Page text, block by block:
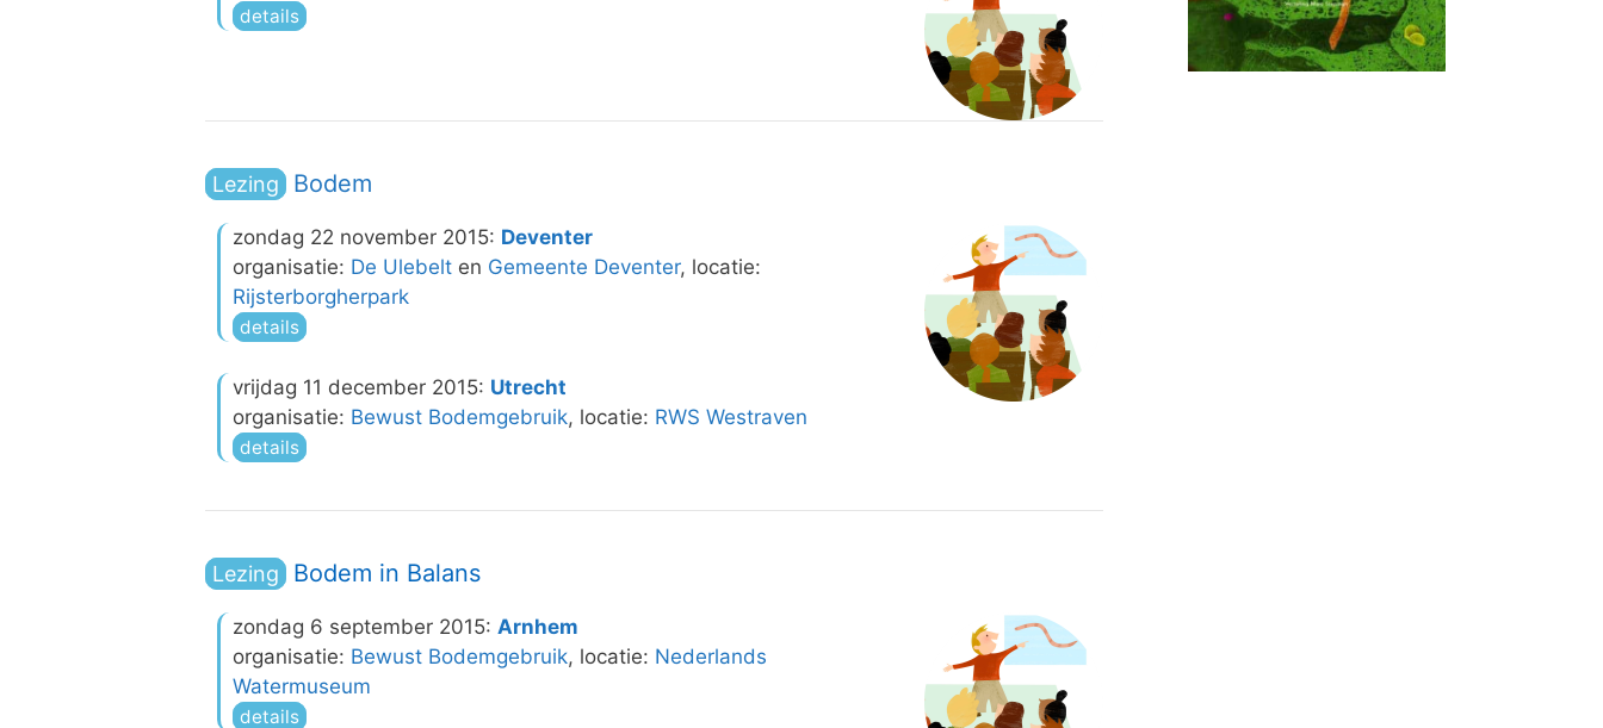
details
Lezing Bodem
zondag 22 november 2015: Deventer
organisatie: De Ulebelt en Gemeente Deventer, locatie:
Rijsterborgherpark
details
vrijdag 11 december 2015: Utrecht
organisatie: Bewust Bodemgebruik, locatie: RWS Westraven
details
Lezing Bodem in Balans
zondag 6 september 2015: Arnhem
organisatie: Bewust Bodemgebruik, locatie: Nederlands
Watermuseum
details